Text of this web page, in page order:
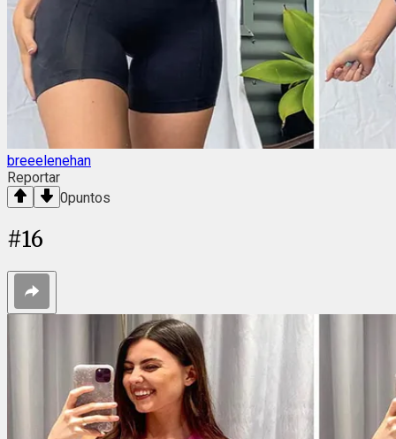
breeelenehan
Reportar
0puntos
#16